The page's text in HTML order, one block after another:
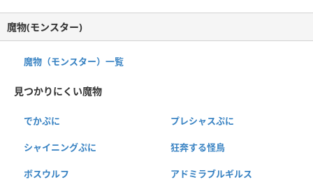
魔物(モンスター)
魔物（モンスター）一覧
見つかりにくい魔物
でかぷに プレシャスぷに
シャイニングぷに 狂奔する怪鳥
ボスウルフ アドミラブルギルス